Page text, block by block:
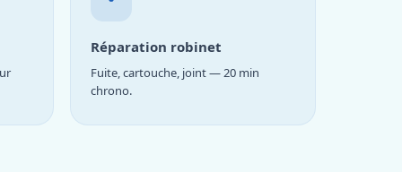
Réparation robinet
Fuite, cartouche, joint — 20 min
chrono.